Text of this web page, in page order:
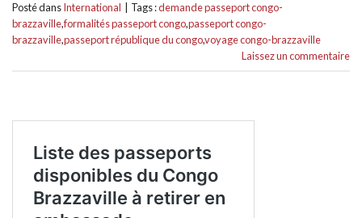
Posté dansInternational Tags :demande passeport congo-
brazzaville,formalités passeport congo,passeport congo-
brazzaville,passeport république du congo,voyage congo-brazzaville
Laissez un commentaire